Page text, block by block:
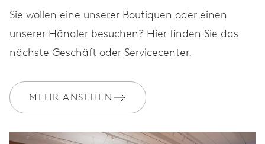
GARANTIE 2 Jahre
Werden Sie Mitglied bei MyOris und verlängern Sie Ihre Garantie
Sie wollen eine unserer Boutiquen oder einen
unserer Händler besuchen? Hier finden Sie das
nächste Geschäft oder Servicecenter.
MEHR ANSEHEN